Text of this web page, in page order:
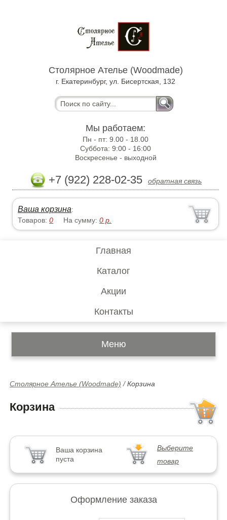
Столярное Ателье (Woodmade)
г. Екатеринбург, ул. Бисертская, 132
Мы работаем:
Пн - пт:9.00 - 18.00
Суббота:9:00 - 16:00
Воскресенье - выходной
+7 (922) 228-02-35 обратная связь
Ваша корзина:
Товаров:0 На сумму:0 р.
Главная
Каталог
Акции
Контакты
Меню
Столярное Ателье (Woodmade) /Корзина
Корзина
Ваша корзина
пуста
Выберите
товар
Оформление заказа